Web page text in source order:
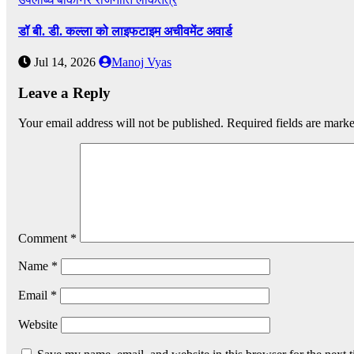
डॉ बी. डी. कल्ला को लाइफटाइम अचीवमेंट अवार्ड
Jul 14, 2026 Manoj Vyas
Leave a Reply
Your email address will not be published. Required fields are
Comment *
Name *
Email *
Website